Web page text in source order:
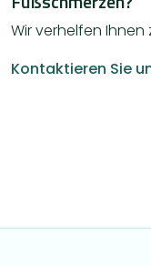
Wir verhelfen
Kontaktieren Sie